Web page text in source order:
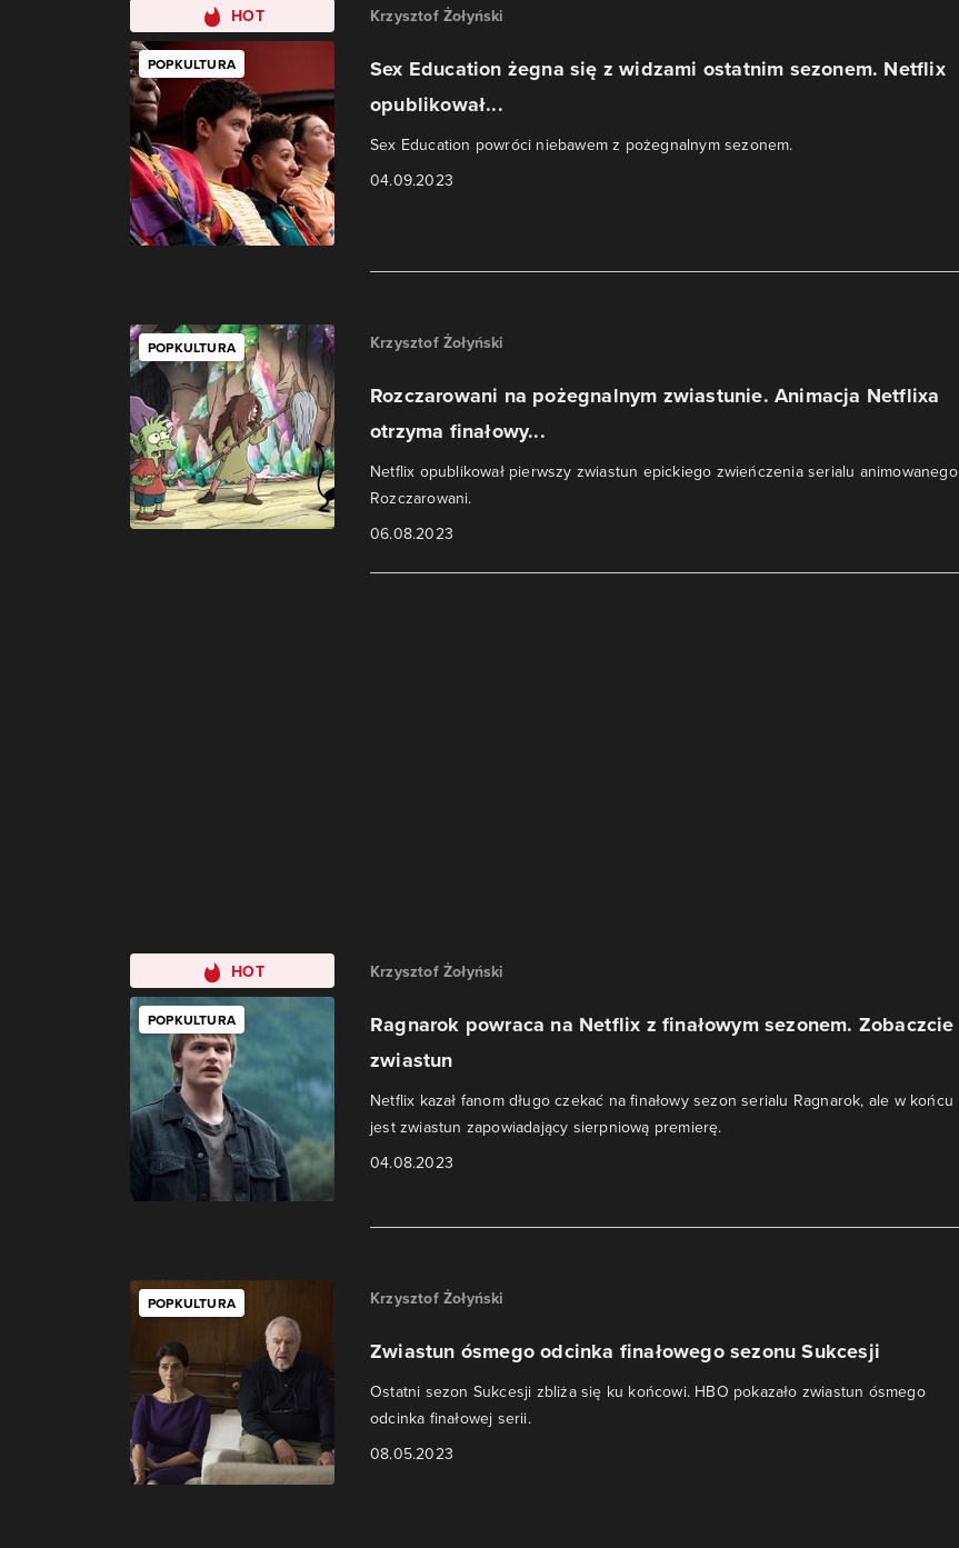
HOT
POPKULTURA
Krzysztof Żołyński
Sex Education żegna się z widzami ostatnim sezonem. Netflix
opublikował...
Sex Education powróci niebawem z pożegnalnym sezonem.
04.09.2023
POPKULTURA Krzysztof Żołyński
Rozczarowani na pożegnalnym zwiastunie. Animacja Netflixa
otrzyma finałowy...
Netflix opublikował pierwszy zwiastun epickiego zwieńczenia serialu animowanego
Rozczarowani.
06.08.2023
HOT
POPKULTURA
Krzysztof Żołyński
Ragnarok powraca na Netflix z finałowym sezonem. Zobaczcie
zwiastun
Netflix kazał fanom długo czekać na finałowy sezon serialu Ragnarok, ale w końcu
jest zwiastun zapowiadający sierpniową premierę.
04.08.2023
POPKULTURA Krzysztof Żołyński
Zwiastun ósmego odcinka finałowego sezonu Sukcesji
Ostatni sezon Sukcesji zbliża się ku końcowi. HBO pokazało zwiastun ósmego
odcinka finałowej serii.
08.05.2023